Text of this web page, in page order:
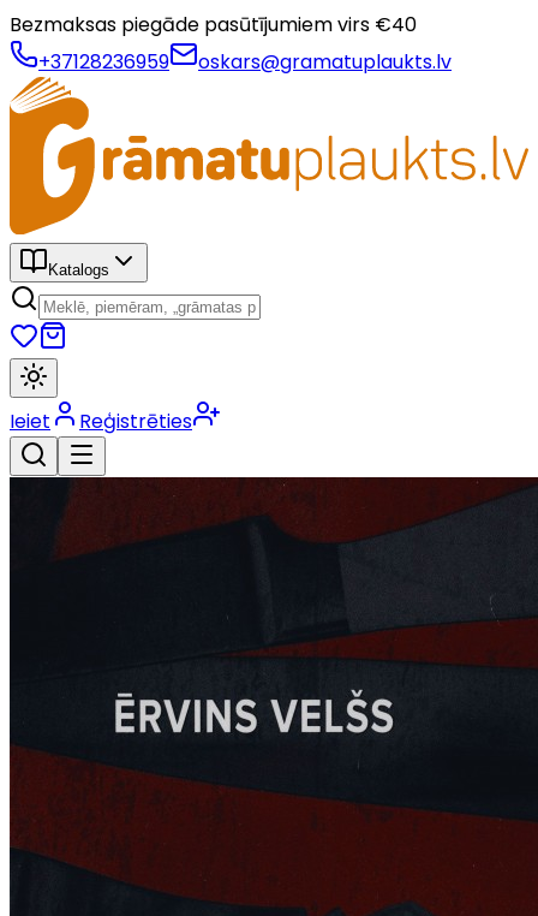
Bezmaksas piegāde pasūtījumiem virs €40
+37128236959
oskars@gramatuplaukts.lv
Katalogs
Ieiet Reģistrēties